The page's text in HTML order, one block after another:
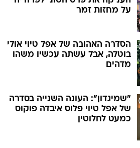
על מחזות זמר
הסדרה האהובה של אפל טיוי אולי
בוטלה, אבל עשתה עכשיו משהו
מדהים
"שמיגדון": העונה השנייה בסדרה
של אפל טיוי פלוס איבדה פוקוס
כמעט לחלוטין